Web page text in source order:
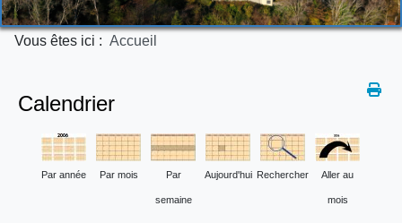
Vous êtes ici : Accueil
Calendrier
Par année Par mois Par
semaine
Aujourd'hui Rechercher Aller au
mois